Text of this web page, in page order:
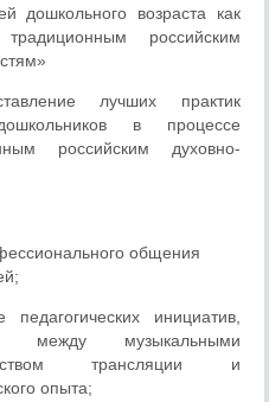
дошкольного возраста как
российским
лучших практик
в процессе
российским духовно-
общения
инициатив,
между музыкальными
трансляции и
опыта;